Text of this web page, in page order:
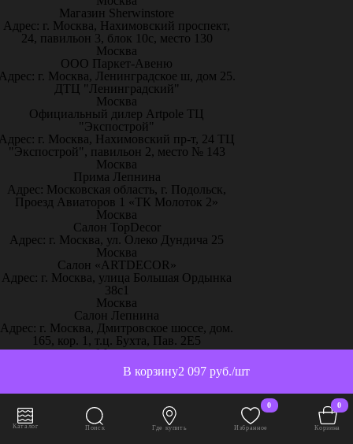
2 097 руб./шт
В корзину
Магазин Sherwinstore
Адрес: г. Москва, Нахимовский проспект,
24, павильон 3, блок 10с, место 130
Москва
ООО Паркет-Авeню
г. Москва, Ленинградское ш, дом 25.
ДТЦ "Ленинградский"
Москва
Официальный дилер Artpole ТЦ
"Экспострой"
г. Москва, Нахимовский пр-т, 24 ТЦ
"Экспострой", павильон 2, место № 143
Москва
Прима Лепнина
Адрес: Московская область, г. Подольск,
Проезд Авиаторов 1 «ТК Молоток 2»
Москва
Салон TopDecor
Адрес: г. Москва, ул. Олеко Дундича 25
Москва
Салон «ARTDECOR»
Адрес: г. Москва, улица Большая Ордынка
38с1
Москва
Салон Лепнина
Адрес: г. Москва, Дмитровское шоссе, дом.
165, кор. 1, т.ц. Бухта, Пав. 2Е5
Москва
Салон – Лепнина у Милы
Адрес: г. Москва, ТРК
«ЭлитСтройМатериалы», 51-й км МКАД
пос. Заречье, ул.Торговая, с.2, 1 этаж,
павильон С13
Москва
Каталог Поиск Где купить
0
Избранное
0
Корзина